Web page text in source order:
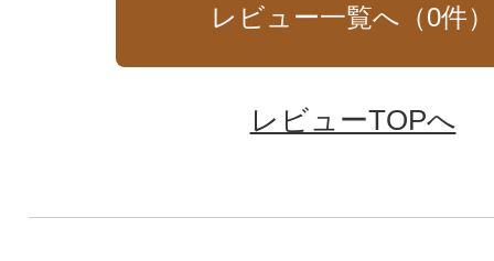
レビュー一覧へ（0件）
レビューTOPへ